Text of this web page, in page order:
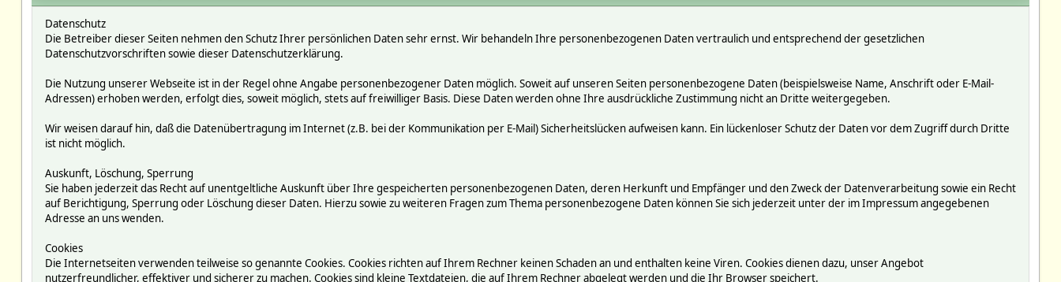
Datenschutz
Die Betreiber dieser Seiten nehmen den Schutz Ihrer persönlichen Daten sehr ernst. Wir behandeln Ihre personenbezogenen Daten vertraulich und entsprechend der gesetzlichen
Datenschutzvorschriften sowie dieser Datenschutzerklärung.
Die Nutzung unserer Webseite ist in der Regel ohne Angabe personenbezogener Daten möglich. Soweit auf unseren Seiten personenbezogene Daten (beispielsweise Name, Anschrift oder E-Mail-
Adressen) erhoben werden, erfolgt dies, soweit möglich, stets auf freiwilliger Basis. Diese Daten werden ohne Ihre ausdrückliche Zustimmung nicht an Dritte weitergegeben.
Wir weisen darauf hin, daß die Datenübertragung im Internet (z.B. bei der Kommunikation per E-Mail) Sicherheitslücken aufweisen kann. Ein lückenloser Schutz der Daten vor dem Zugriff durch Dritte
ist nicht möglich.
Auskunft, Löschung, Sperrung
Sie haben jederzeit das Recht auf unentgeltliche Auskunft über Ihre gespeicherten personenbezogenen Daten, deren Herkunft und Empfänger und den Zweck der Datenverarbeitung sowie ein Recht
auf Berichtigung, Sperrung oder Löschung dieser Daten. Hierzu sowie zu weiteren Fragen zum Thema personenbezogene Daten können Sie sich jederzeit unter der im Impressum angegebenen
Adresse an uns wenden.
Cookies
Die Internetseiten verwenden teilweise so genannte Cookies. Cookies richten auf Ihrem Rechner keinen Schaden an und enthalten keine Viren. Cookies dienen dazu, unser Angebot
nutzerfreundlicher, effektiver und sicherer zu machen. Cookies sind kleine Textdateien, die auf Ihrem Rechner abgelegt werden und die Ihr Browser speichert.